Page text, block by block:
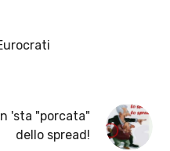
'sta "porcata"
dello spread!